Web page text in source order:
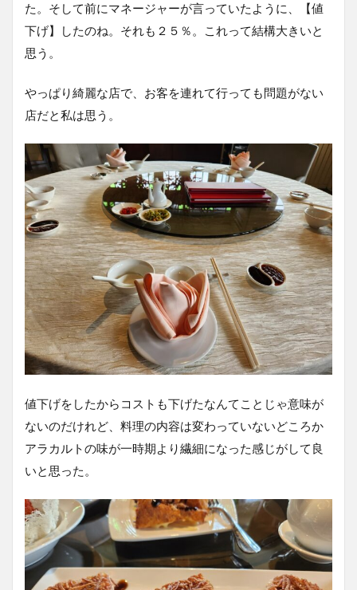
た。そして前にマネージャーが言っていたように、【値
下げ】したのね。それも２５％。これって結構大きいと
思う。
やっぱり綺麗な店で、お客を連れて行っても問題がない
店だと私は思う。
値下げをしたからコストも下げたなんてことじゃ意味が
ないのだけれど、料理の内容は変わっていないどころか
アラカルトの味が一時期より繊細になった感じがして良
いと思った。